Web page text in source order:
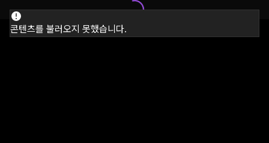
콘텐츠를 불러오지 못했습니다.